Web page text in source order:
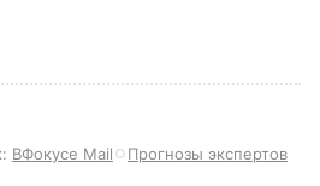
ВФокусе Mail Прогнозы экспертов